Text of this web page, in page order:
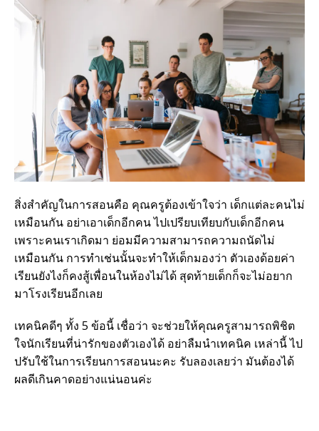
สิ่งสำคัญในการสอนคือ คุณครูต้องเข้าใจว่า เด็กแต่ละคนไม่
เหมือนกัน อย่าเอาเด็กอีกคน ไปเปรียบเทียบกับเด็กอีกคน
เพราะคนเราเกิดมา ย่อมมีความสามารถความถนัดไม่
เหมือนกัน การทำเช่นนั้นจะทำให้เด็กมองว่า ตัวเองด้อยค่า
เรียนยังไงก็คงสู้เพื่อนในห้องไม่ได้ สุดท้ายเด็กก็จะไม่อยาก
มาโรงเรียนอีกเลย
เทคนิคดีๆ ทั้ง 5 ข้อนี้ เชื่อว่า จะช่วยให้คุณครูสามารถพิชิต
ใจนักเรียนที่น่ารักของตัวเองได้ อย่าลืมนำเทคนิค เหล่านี้ ไป
ปรับใช้ในการเรียนการสอนนะคะ รับลองเลยว่า มันต้องได้
ผลดีเกินคาดอย่างแน่นอนค่ะ